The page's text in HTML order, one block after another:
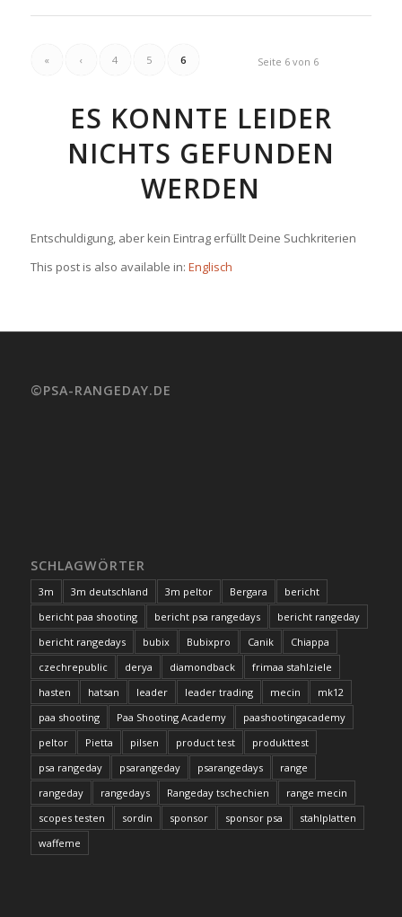
Seite 6 von 6
« ‹ 4 5 6
ES KONNTE LEIDER
NICHTS GEFUNDEN
WERDEN
Entschuldigung, aber kein Eintrag erfüllt Deine Suchkriterien
This post is also available in: Englisch
©PSA-RANGEDAY.DE
SCHLAGWÖRTER
3m 3m deutschland 3m peltor Bergara
bericht
bericht paa shooting
bericht psa rangedays
bericht rangeday
bericht rangedays
bubix Bubixpro Canik
Chiappa
czechrepublic
derya diamondback
frimaa stahlziele
hasten
hatsan leader leader trading mecin
mk12
paa shooting
Paa Shooting Academy
paashootingacademy
peltor
Pietta pilsen product test
produkttest
psa rangeday
psarangeday psarangedays
range
rangeday
rangedays Rangeday tschechien
range mecin
scopes testen
sordin sponsor sponsor psa
stahlplatten
waffeme